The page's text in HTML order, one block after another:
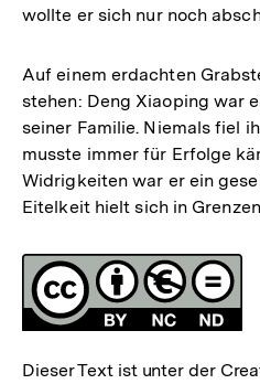
wollte er sich nur noch
Auf einem erdachten
stehen: Deng Xiaoping war
seiner Familie. Niemals fiel
musste immer für Erfolge
Widrigkeiten war er ein
Eitelkeit hielt sich in
Fussnoten
Lizenz
Dieser Text ist unter der